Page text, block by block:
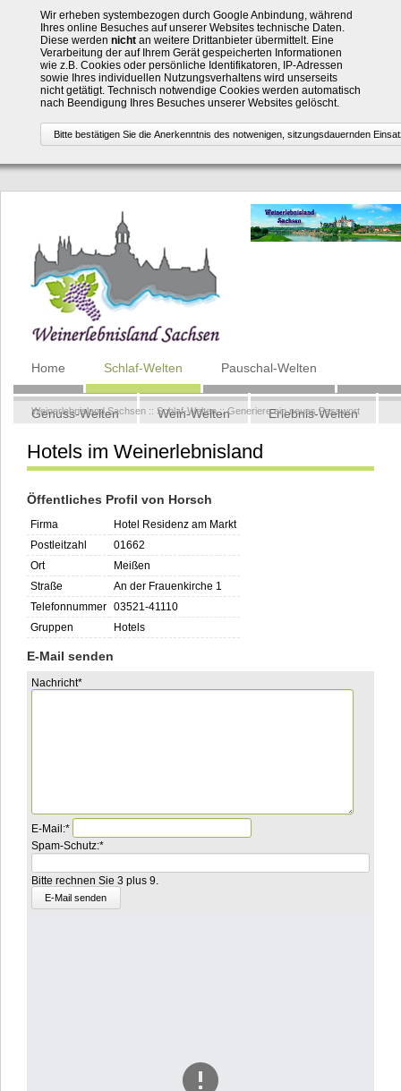
Wir erheben systembezogen durch Google Anbindung, während
Ihres online Besuches auf unserer Websites technische Daten.
Diese werden nichtan weitere Drittanbieter übermittelt. Eine
Verarbeitung der auf Ihrem Gerät gespeicherten Informationen
wie z.B. Cookies oder persönliche Identifikatoren, IP-Adressen
sowie Ihres individuellen Nutzungsverhaltens wird unserseits
nicht getätigt. Technisch notwendige Cookies werden automatisch
nach Beendigung Ihres Besuches unserer Websites gelöscht.
Navigation
überspringen
Home Schlaf-Welten Pauschal-Welten
Genuss-Welten Wein-Welten Erlebnis-Welten
Kontakt
Weinerlebnisland Sachsen :: Schlaf-Welten::Generiere ein neues Passwort
Hotels im Weinerlebnisland
Öffentliches Profil von Horsch
Firma
Hotel Residenz am Markt
Postleitzahl
01662
Ort
Meißen
Straße
An der Frauenkirche 1
Telefonnummer 03521-41110
Gruppen
Hotels
E-Mail senden
Pflichtfeld
Nachricht*
Pflichtfeld
E-Mail:*
Pflichtfeld
Spam-Schutz:*Bitte
addieren
Sie
3
und
2.
Bitte rechnen Sie 3 plus 9.